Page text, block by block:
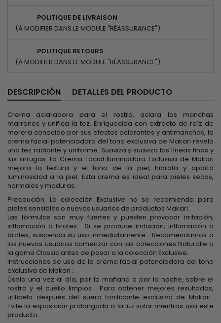
POLITIQUE DE LIVRAISON
(À MODIFIER DANS LE MODULE "RÉASSURANCE")
POLITIQUE RETOURS
(À MODIFIER DANS LE MODULE "RÉASSURANCE")
DESCRIPCIÓN DETALLES DEL PRODUCTO
Crema aclaradora para el rostro, aclara las manchas
marrones y unifica la tez. Enriquecida con extracto de raíz de
morera conocido por sus efectos aclarantes y antimanchas, la
crema facial potenciadora del tono exclusiva de Makari revela
una tez radiante y uniforme. Suaviza y suaviza las líneas finas y
las arrugas. La Crema Facial Iluminadora Exclusiva de Makari
mejora la textura y el tono de la piel, hidrata y aporta
luminosidad a la piel. Esta crema es ideal para pieles secas,
normales y maduras.
Precaución: La colección Exclusive no se recomienda para
pieles sensibles o nuevos usuarios de productos Makari.
Las fórmulas son muy fuertes y pueden provocar irritación,
inflamación o brotes. Si se produce irritación, inflamación o
brotes, suspenda su uso inmediatamente. Recomendamos a
los nuevos usuarios comenzar con las colecciones Naturalle o
la gama Classic antes de pasar a la colección Exclusive.
Instrucciones de uso de la crema facial potenciadora del tono
exclusiva de Makari :
Úselo una vez al día, por la mañana o por la noche, sobre el
rostro y el cuello limpios. Para obtener mejores resultados,
utilícelo después del suero tonificante exclusivo de Makari.
Evite la exposición prolongada a la luz solar mientras usa este
producto.